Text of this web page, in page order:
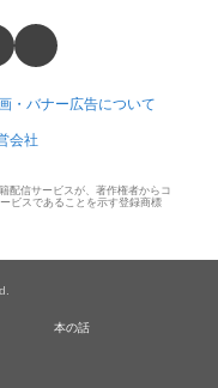
・バナー広告について
会社
配信サービスが、著作権者からコ
ビスであることを示す登録商標
本の話